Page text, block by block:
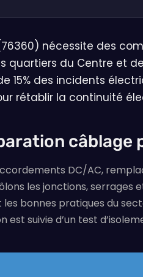
nécessite des
du Centre et
15% des incidents
rétablir la continuité
câblage
DC/AC,
les jonctions,
bonnes pratiques du
est suivie d’un test